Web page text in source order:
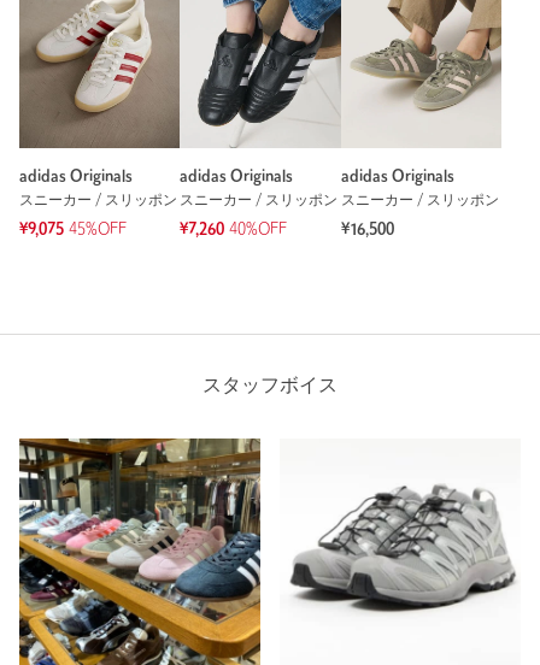
adidas Originals
スニーカー / スリッポン
¥9,075 45%OFF
adidas Originals
スニーカー / スリッポン
¥7,260 40%OFF
adidas Originals
スニーカー / スリッポン
¥16,500
スタッフボイス